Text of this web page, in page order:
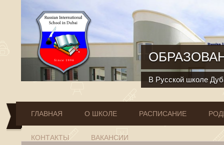
В Русской школе
ГЛАВНАЯ О ШКОЛЕ РАСПИСАНИЕ
КОНТАКТЫ ВАКАНСИИ